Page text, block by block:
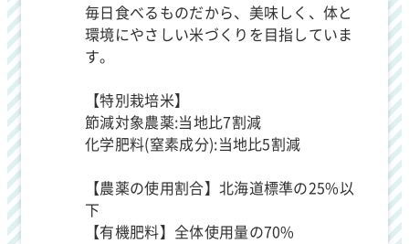
毎日食べるものだから、美味しく、体と
環境にやさしい米づくりを目指していま
す。
【特別栽培米】
節減対象農薬:当地比7割減
化学肥料(窒素成分):当地比5割減
【農薬の使用割合】北海道標準の25%以
下
【有機肥料】全体使用量の70%